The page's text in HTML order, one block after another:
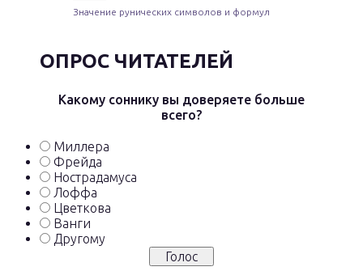
Значение рунических символов и формул
ОПРОС ЧИТАТЕЛЕЙ
Какому соннику вы доверяете больше
всего?
Миллера
Фрейда
Нострадамуса
Лоффа
Цветкова
Ванги
Другому